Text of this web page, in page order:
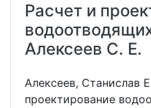
Расчет и
Алексеев С. Е.
Алексеев, Станислав
проектирование